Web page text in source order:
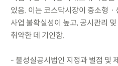
있음. 이는 코스닥시장이 중소형
사업 불확실성이 높고, 공시관리
취약한 데 기인함.
- 불성실공시법인 지정과 벌점 및